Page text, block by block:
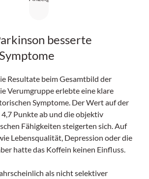
besserte
Resultate beim Gesamtbild der
Verumgruppe erlebte eine klare
Symptome. Der Wert auf der
4,7 Punkte ab und die objektiv
Fähigkeiten steigerten sich. Auf
Lebensqualität, Depression oder die
hatte das Koffein keinen Einfluss.
als nicht selektiver